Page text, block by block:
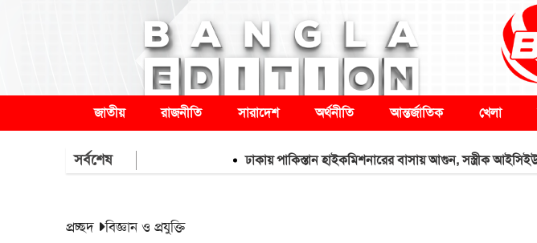
জাতীয় রাজনীতি সারাদেশ অর্থনীতি আন্তর্জাতিক খেলা
সর্বশেষ ঢাকায় পাকিস্তান হাইকমিশনারের বাসায় আগুন, সস্ত্রীক আইসিইউতে ভর্তি
প্রচ্ছদ বিজ্ঞান ও প্রযুক্তি